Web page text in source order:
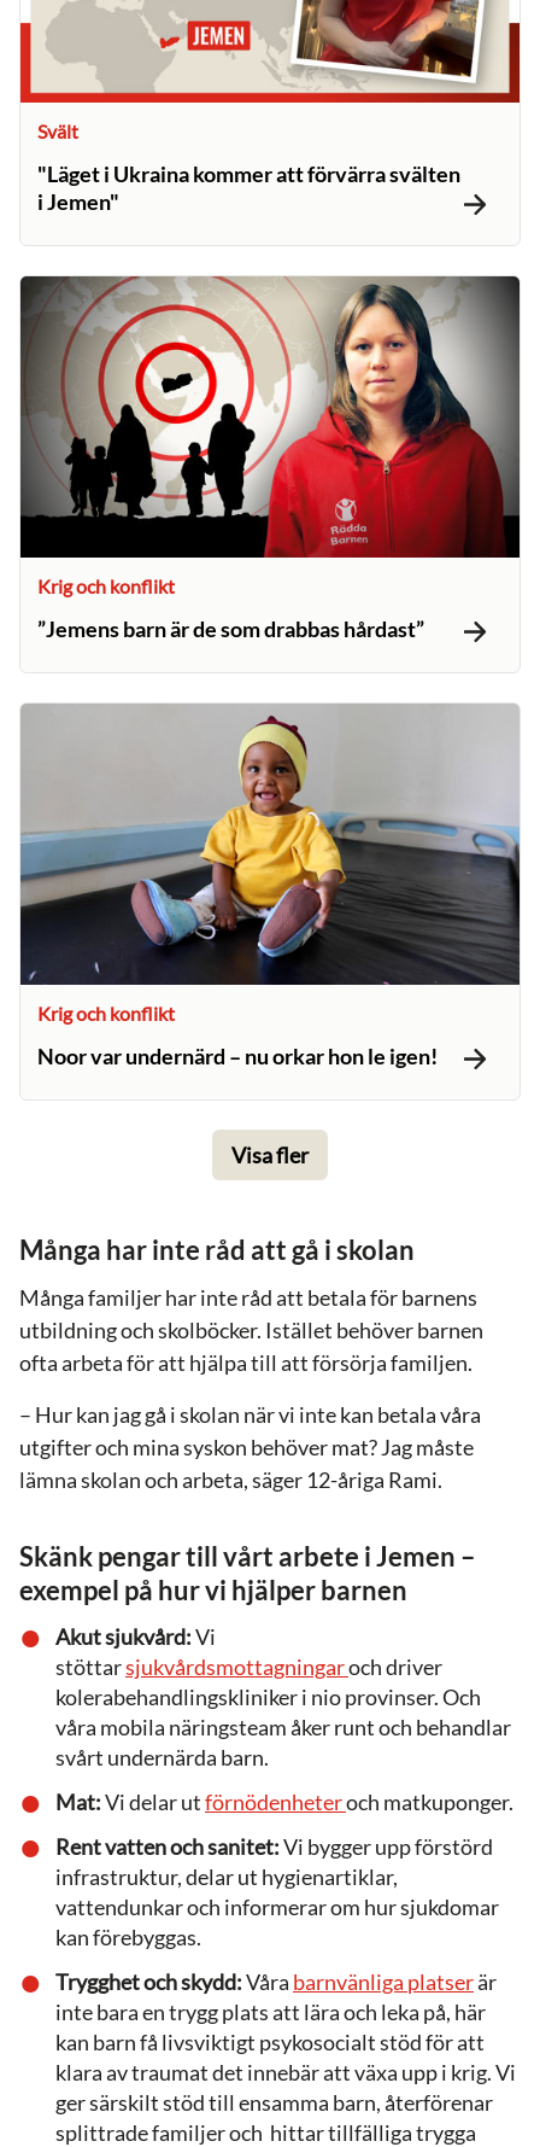
Svält
"Läget i Ukraina kommer att förvärra svälten
i Jemen"
Krig och konflikt
”Jemens barn är de som drabbas hårdast”
Krig och konflikt
Noor var undernärd – nu orkar hon le igen!
Visa fler
Många har inte råd att gå i skolan
Många familjer har inte råd att betala för barnens
utbildning och skolböcker. Istället behöver barnen
ofta arbeta för att hjälpa till att försörja familjen.
– Hur kan jag gå i skolan när vi inte kan betala våra
utgifter och mina syskon behöver mat? Jag måste
lämna skolan och arbeta, säger 12-åriga Rami.
Skänk pengar till vårt arbete i Jemen –
exempel på hur vi hjälper barnen
Akut sjukvård:Vi
stöttarsjukvårdsmottagningaroch driver
kolerabehandlingskliniker i nio provinser. Och
våra mobila näringsteam åker runt och behandlar
svårt undernärda barn.
Mat:Vi delar utförnödenheteroch matkuponger.
Rent vatten och sanitet:Vi bygger upp förstörd
infrastruktur, delar ut hygienartiklar,
vattendunkar och informerar om hur sjukdomar
kan förebyggas.
Trygghet och skydd:Våra barnvänliga platserär
inte bara en trygg plats att lära och leka på, här
kan barn få livsviktigt psykosocialt stöd för att
klara av traumat det innebär att växa upp i krig. Vi
ger särskilt stöd till ensamma barn, återförenar
splittrade familjer och hittar tillfälliga trygga